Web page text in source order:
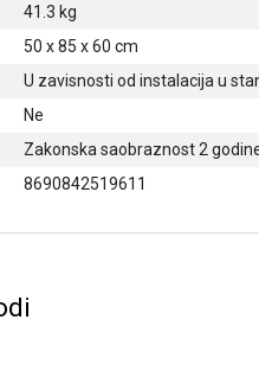
41.3 kg
50 x 85 x 60 cm
U zavisnosti od instalacija u
Ne
Zakonska saobraznost 2
8690842519611